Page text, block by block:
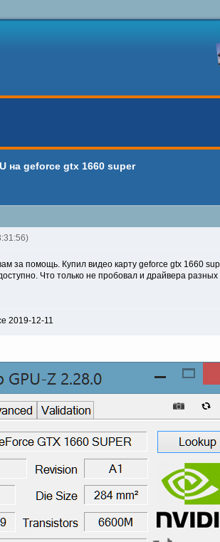
на geforce gtx 1660 super
за помощь. Купил видео карту geforce gtx 1660
Что только не пробовал и драйвера
2019-12-11